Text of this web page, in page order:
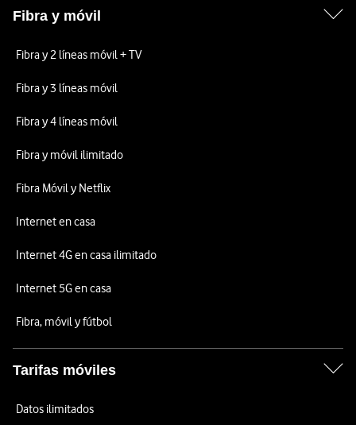
Fibra y móvil
Fibra y 2 líneas móvil + TV
Fibra y 3 líneas móvil
Fibra y 4 líneas móvil
Fibra y móvil ilimitado
Fibra Móvil y Netflix
Internet en casa
Internet 4G en casa ilimitado
Internet 5G en casa
Fibra, móvil y fútbol
Tarifas móviles
Datos ilimitados